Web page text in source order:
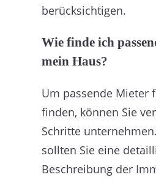
berücksichtigen.
Wie finde ich
mein Haus?
Um passende Mieter
finden, können Sie
Schritte
sollten Sie eine
Beschreibung der